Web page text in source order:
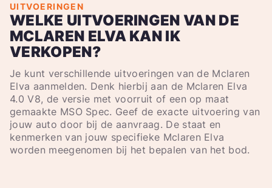
UITVOERINGEN
WELKE UITVOERINGEN VAN DE
MCLAREN ELVA KAN IK
VERKOPEN?
Je kunt verschillende uitvoeringen van de Mclaren
Elva aanmelden. Denk hierbij aan de Mclaren Elva
4.0 V8, de versie met voorruit of een op maat
gemaakte MSO Spec. Geef de exacte uitvoering van
jouw auto door bij de aanvraag. De staat en
kenmerken van jouw specifieke Mclaren Elva
worden meegenomen bij het bepalen van het bod.